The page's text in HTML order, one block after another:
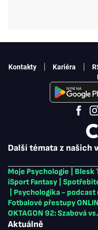
Další témata z našich
Moje Psychologie Blesk
iSport Fantasy
Psychologika -
Fotbalové přestupy
OKTAGON 92: Szabová
Aktuálně
Kontakty Kariéra